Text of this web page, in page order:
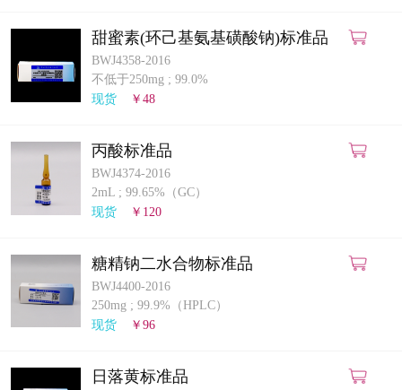
甜蜜素(环己基氨基磺酸钠)标准品
BWJ4358-2016
不低于250mg ; 99.0%
现货
￥48
丙酸标准品
BWJ4374-2016
2mL ; 99.65%（GC）
现货
￥120
糖精钠二水合物标准品
BWJ4400-2016
250mg ; 99.9%（HPLC）
现货
￥96
日落黄标准品